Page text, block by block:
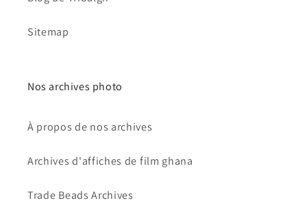
Sitemap
Nos archives photo
À propos de nos archives
Archives d'affiches de film ghana
Trade Beads Archives